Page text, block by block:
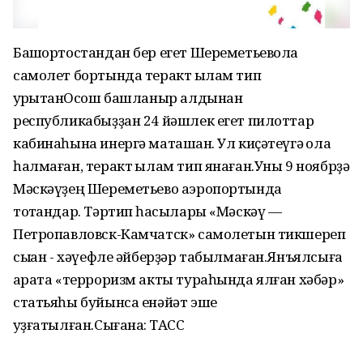
Башҡортостандан бер егет Шереметьевола
самолет бортында теракт ҡылам тип
ҡурҡытҡанОсош башланыр алдынан
республикабыҙҙан 24 йәшлек егет пилоттар
кабинаһына инергә маташҡан. Ул киҫәтеүгә ҡолаҡ
һалмаған, теракт ҡылам тип янаған.Уны 9 ноябрҙә
Мәскәүҙең Шереметьево аэропортында
тотҡандар. Тәртип һаҡсылары «Мәскәү —
Петропавловск-Камчатск» самолетын тикшереп
сыҡҡан - хәүефле әйберҙәр табылмаған.Янъялсыға
ҡарата «терроризм акты тураһында ялған хәбәр»
статьяһы буйынса енәйәт эше
ҡуҙғатылған.Сығанаҡ: ТАСС